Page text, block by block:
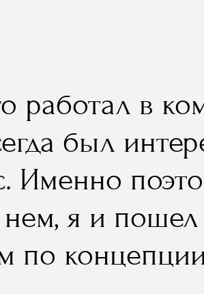
в моей
А вот уже
не
учеба в
работал в
был
Именно
нем, я и
по